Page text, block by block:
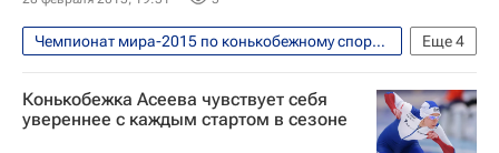
Еще4
Чемпионат мира-2015 по конькобежному спорту в спринтерском многоборье. Астана, 28 февраля - 1 марта
Конькобежный спорт
Конькобежка Асеева чувствует себя
увереннее с каждым стартом в сезоне